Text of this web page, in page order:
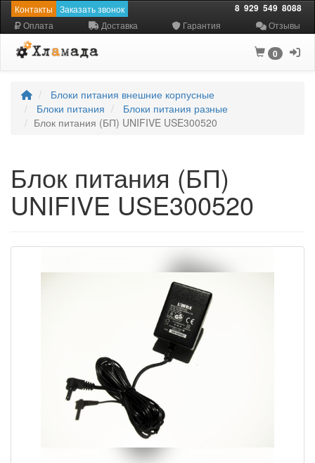
Контакты Заказать звонок 8 929 549 8088
Оплата Доставка Гарантия Отзывы
0
Блоки питания внешние корпусные
Блоки питания
Блоки питания разные
Блок питания (БП) UNIFIVE USE300520
Блок питания (БП)
UNIFIVE USE300520